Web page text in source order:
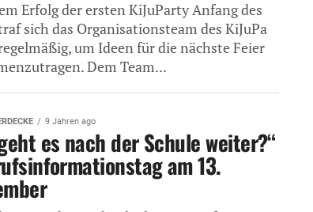
Erfolg der ersten KiJuParty Anfang des
sich das Organisationsteam des KiJuPa
um Ideen für die nächste Feier
Dem Team...
9 Jahren ago
es nach der Schule weiter?“
am 13.